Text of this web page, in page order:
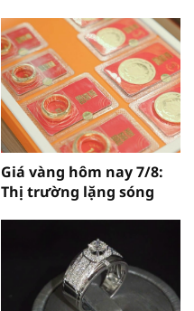
Giá vàng hôm nay 7/8:
Thị trường lặng sóng